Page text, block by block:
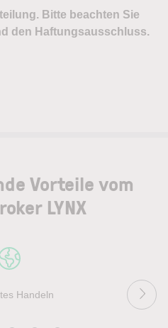
Vorteile vom
LYNX
Handeln